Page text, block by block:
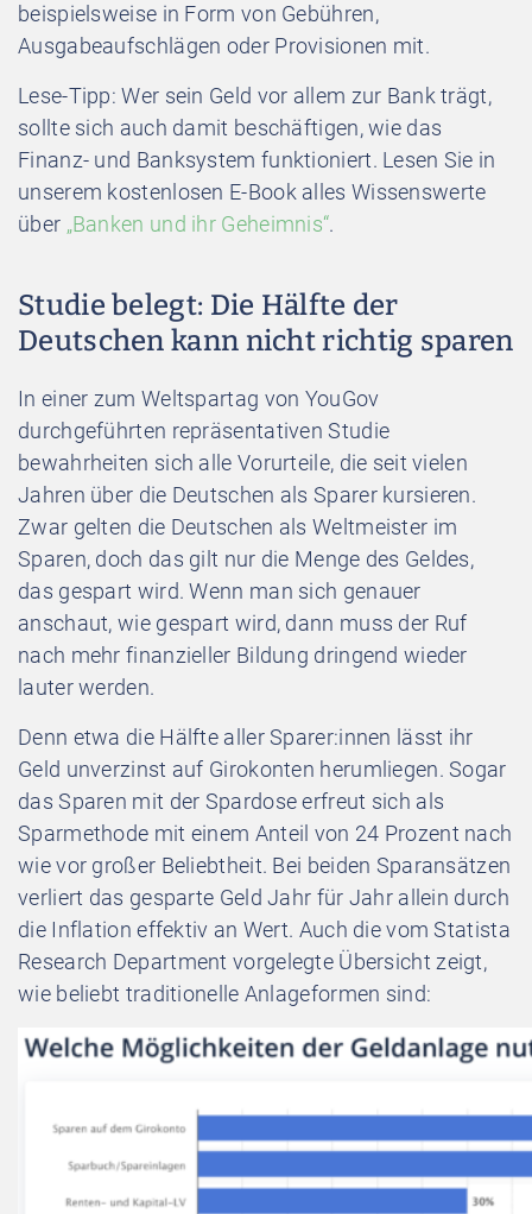
beispielsweise in Form von Gebühren,
Ausgabeaufschlägen oder Provisionen mit.
Lese-Tipp: Wer sein Geld vor allem zur Bank trägt,
sollte sich auch damit beschäftigen, wie das
Finanz- und Banksystem funktioniert. Lesen Sie in
unserem kostenlosen E-Book alles Wissenswerte
über „Banken und ihr Geheimnis“.
Studie belegt: Die Hälfte der
Deutschen kann nicht richtig sparen
In einer zum Weltspartag von YouGov
durchgeführten repräsentativen Studie
bewahrheiten sich alle Vorurteile, die seit vielen
Jahren über die Deutschen als Sparer kursieren.
Zwar gelten die Deutschen als Weltmeister im
Sparen, doch das gilt nur die Menge des Geldes,
das gespart wird. Wenn man sich genauer
anschaut,wiegespart wird, dann muss der Ruf
nach mehr finanzieller Bildung dringend wieder
lauter werden.
Denn etwa die Hälfte aller Sparer:innen lässt ihr
Geld unverzinst auf Girokonten herumliegen. Sogar
das Sparen mit der Spardose erfreut sich als
Sparmethode mit einem Anteil von 24 Prozent nach
wie vor großer Beliebtheit. Bei beiden Sparansätzen
verliert das gesparte Geld Jahr für Jahr allein durch
die Inflation effektiv an Wert. Auch die vom Statista
Research Department vorgelegte Übersicht zeigt,
wie beliebt traditionelle Anlageformen sind: